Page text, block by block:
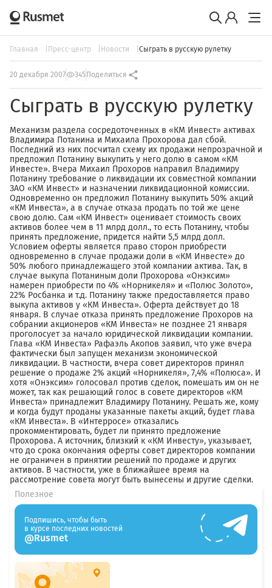
Главная Пресс-центр Новости Сыграть в русскую рулетку
20 декабря 2007 345 Поделиться
Сыграть в русскую рулетку
Механизм раздела сосредоточенных в «КМ Инвест» активах
Владимира Потанина и Михаила Прохорова дал сбой.
Последний из них посчитал схему их продажи непрозрачной и
предложил Потанину выкупить у него долю в самом «КМ
Инвесте». Вчера Михаил Прохоров направил Владимиру
Потанину требование о ликвидации их совместной компании
ЗАО «КМ Инвест» и назначении ликвидационной комиссии.
Одновременно он предложил Потанину выкупить 50% акций
«КМ Инвеста», а в случае отказа продать по той же цене
свою долю. Сам «КМ Инвест» оценивает стоимость своих
активов более чем в 11 млрд долл., то есть Потанину, чтобы
принять предложение, придется найти 5,5 млрд долл.
Условием оферты является право сторон приобрести
одновременно в случае продажи доли в «КМ Инвесте» до
50% любого принадлежащего этой компании актива. Так, в
случае выкупа Потаниным доли Прохорова «Онэксим»
намерен приобрести по 4% «Норникеля» и «Полюс Золото»,
22% Росбанка и т.д. Потанину также предоставляется право
выкупа активов у «КМ Инвеста». Оферта действует до 18
января. В случае отказа принять предложение Прохоров на
собрании акционеров «КМ Инвеста» не позднее 21 января
проголосует за начало юридической ликвидации компании.
Глава «КМ Инвеста» Рафаэль Акопов заявил, что уже вчера
фактически был запущен механизм экономической
ликвидации. В частности, вчера совет директоров принял
решение о продаже 2% акций «Норникеля», 7,4% «Полюса». И
хотя «Онэксим» голосовал против сделок, помешать им он не
может, так как решающий голос в совете директоров «КМ
Инвеста» принадлежит Владимиру Потанину. Решать же, кому
и когда будут проданы указанные пакеты акций, будет глава
«КМ Инвеста». В «Интерросе» отказались
прокомментировать, будет ли принято предложение
Прохорова. А источник, близкий к «КМ Инвесту», указывает,
что до срока окончания оферты совет директоров компании
не ограничен в принятии решений по продаже и других
активов. В частности, уже в ближайшее время на
рассмотрение совета могут быть вынесены и другие сделки.
Полезное
Подпишись, чтобы быть
в курсе последних новостей
@Rusmet